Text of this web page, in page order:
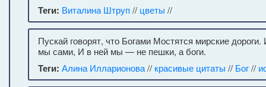
Теги: Виталина Штруп // цветы //
Пускай говорят, что Богами Мостятся мирские
мы сами, И в ней мы — не пешки, а боги.
Теги: Алина Илларионова// красивые цитаты // Бог//